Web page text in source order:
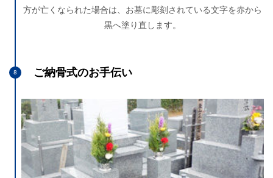
方が亡くなられた場合は、お墓に彫刻されている文字を赤から
黒へ塗り直します。
ご納骨式のお手伝い